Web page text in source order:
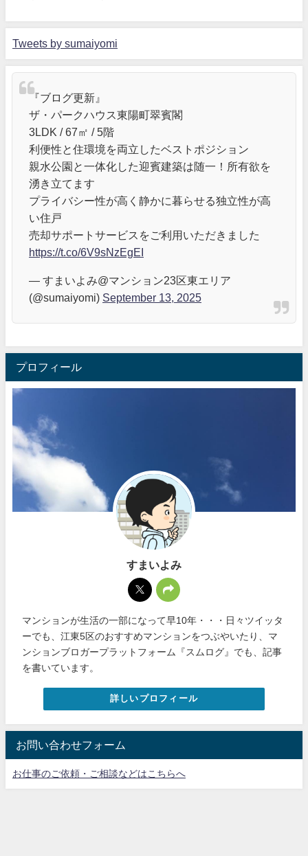
Tweets by sumaiyomi
『ブログ更新』
ザ・パークハウス東陽町翠賓閣
3LDK / 67㎡ / 5階
利便性と住環境を両立したベストポジション
親水公園と一体化した迎賓建築は随一！所有欲を
湧き立てます
プライバシー性が高く静かに暮らせる独立性が高
い住戸
売却サポートサービスをご利用いただきました
https://t.co/6V9sNzEgEI
— すまいよみ@マンション23区東エリア
(@sumaiyomi) September 13, 2025
プロフィール
すまいよみ
マンションが生活の一部になって早10年・・・日々ツイッタ
ーでも、江東5区のおすすめマンションをつぶやいたり、マ
ンションブロガープラットフォーム『スムログ』でも、記事
を書いています。
詳しいプロフィール
お問い合わせフォーム
お仕事のご依頼・ご相談などはこちらへ